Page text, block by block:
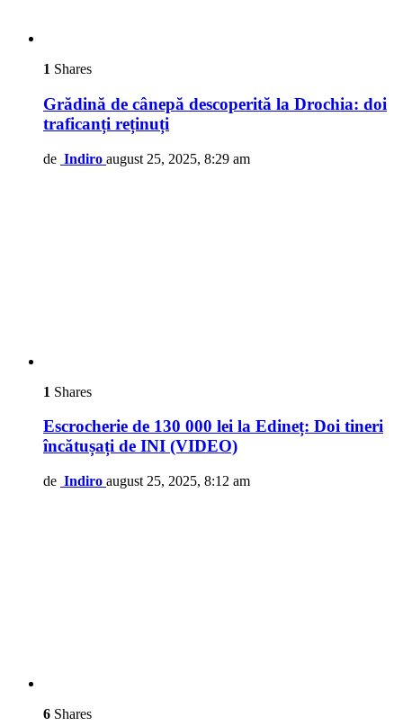
1 Shares
Grădină de cânepă descoperită la Drochia: doi
traficanți reținuți
de Indiro august 25, 2025, 8:29 am
1 Shares
Escrocherie de 130 000 lei la Edineț: Doi tineri
încătușați de INI (VIDEO)
de Indiro august 25, 2025, 8:12 am
6 Shares